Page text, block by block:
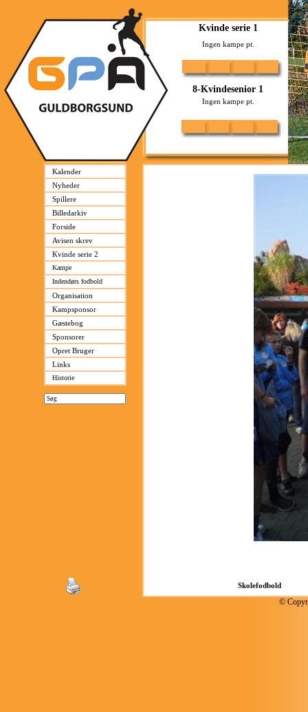
Kalender
Nyheder
Spillere
Billedarkiv
Forside
Avisen skrev
Kvinde serie 2
Kampe
Indendørs fodbold
Organisation
Kampsponsor
Gæstebog
Sponsorer
Opret Bruger
Links
Historie
©